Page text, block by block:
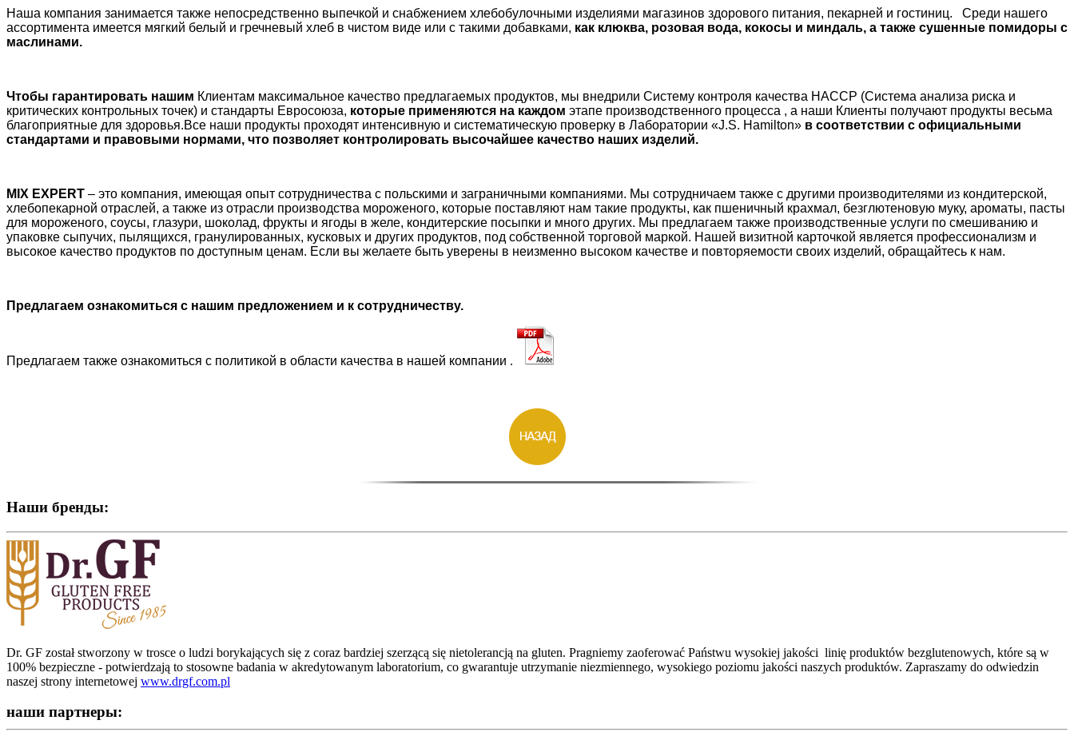
Наша компания занимается также непосредственно выпечкой и снабжением хлебобулочными изделиями магазинов здорового питания, пекарней и гостиниц.
Среди нашего
ассортимента имеется мягкий белый и гречневый хлеб в чистом виде или с такими добавками, как клюква, розовая вода, кокосы и миндаль, а также сушенные помидоры с
маслинами.
Чтобы гарантировать нашим Клиентам максимальное качество предлагаемых продуктов, мы внедрили Систему контроля качества HACCP (Система анализа риска и
критических контрольных точек) и стандарты Евросоюза, которые применяются на каждом этапе производственного процесса , а наши Клиенты получают продукты весьма
благоприятные для здоровья.Все наши продукты проходят интенсивную и систематическую проверку в Лаборатории «J.S. Hamilton» в соответствии с официальными
стандартами и правовыми нормами, что позволяет контролировать высочайшее качество наших изделий.
MIX EXPERT – это компания, имеющая опыт сотрудничества с польскими и заграничными компаниями. Мы сотрудничаем также с другими производителями из кондитерской,
хлебопекарной отраслей, а также из отрасли производства мороженого, которые поставляют нам такие продукты, как пшеничный крахмал, безглютеновую муку, ароматы, пасты
для мороженого, соусы, глазури, шоколад, фрукты и ягоды в желе, кондитерские посыпки и много других. Мы предлагаем также производственные услуги по смешиванию и
упаковке сыпучих, пылящихся, гранулированных, кусковых и других продуктов, под собственной торговой маркой. Нашей визитной карточкой является профессионализм и
высокое качество продуктов по доступным ценам. Если вы желаете быть уверены в неизменно высоком качестве и повторяемости своих изделий, обращайтесь к нам.
Предлагаем ознакомиться с нашим предложением и к сотрудничеству.
Предлагаем также ознакомиться с политикой в области качества в нашей компании .
Наши бренды:
Dr. GF został stworzony w trosce o ludzi borykających się z coraz bardziej szerzącą się nietolerancją na gluten. Pragniemy zaoferować Państwu wysokiej jakości linię produktów bezglutenowych, które są w
100% bezpieczne - potwierdzają to stosowne badania w akredytowanym laboratorium, co gwarantuje utrzymanie niezmiennego, wysokiego poziomu jakości naszych produktów. Zapraszamy do odwiedzin
naszej strony internetowej www.drgf.com.pl
наши партнеры: